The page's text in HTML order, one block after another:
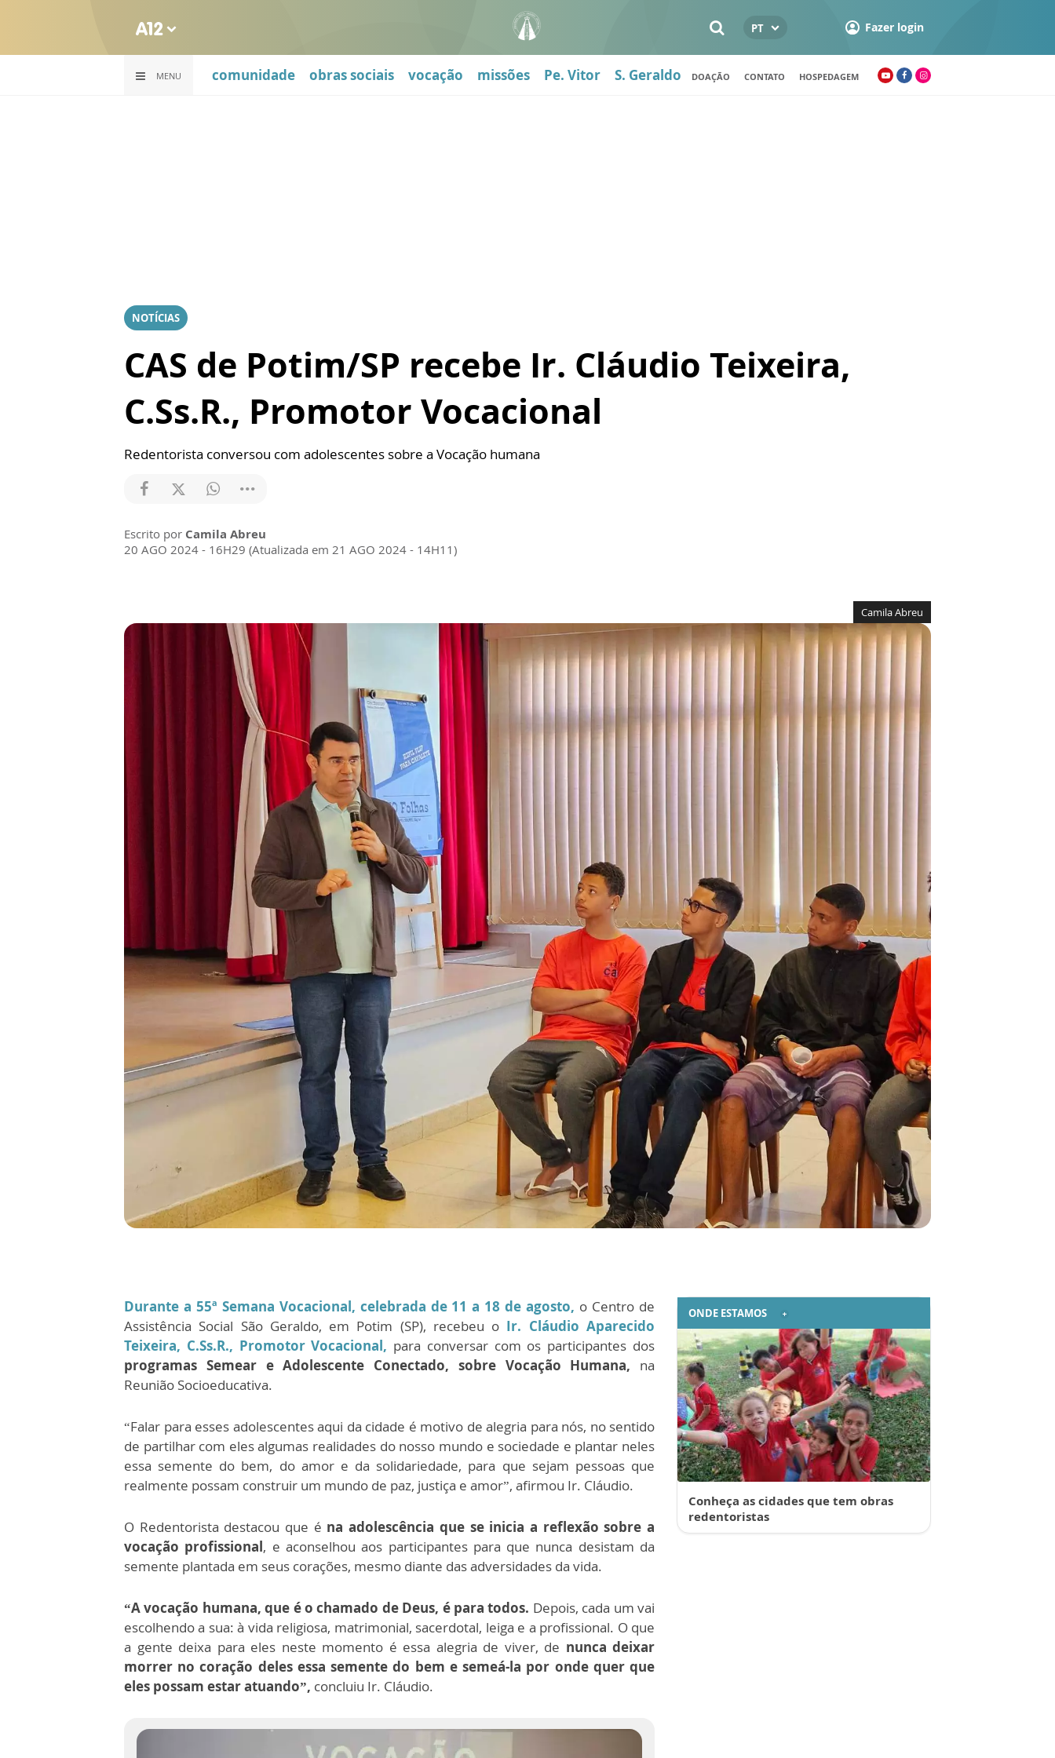
PT Fazer login
MENU comunidade obras sociais vocação missões Pe. Vitor S. Geraldo DOAÇÃO CONTATO HOSPEDAGEM
NOTÍCIAS
CAS de Potim/SP recebe Ir. Cláudio Teixeira,
C.Ss.R., Promotor Vocacional
Redentorista conversou com adolescentes sobre a Vocação humana
Escrito por Camila Abreu
20 AGO 2024 - 16H29 (Atualizada em 21 AGO 2024 - 14H11)
Camila Abreu
Durante a 55ª Semana Vocacional, celebrada de 11 a 18 de agosto, o Centro de
Assistência Social São Geraldo, em Potim (SP), recebeu o Ir. Cláudio Aparecido
Teixeira, C.Ss.R., Promotor Vocacional, para conversar com os participantes dos
programas Semear e Adolescente Conectado, sobre Vocação Humana, na
Reunião Socioeducativa.
“Falar para esses adolescentes aqui da cidade é motivo de alegria para nós, no sentido
de partilhar com eles algumas realidades do nosso mundo e sociedade e plantar neles
essa semente do bem, do amor e da solidariedade, para que sejam pessoas que
realmente possam construir um mundo de paz, justiça e amor”, afirmou Ir. Cláudio.
O Redentorista destacou que é na adolescência que se inicia a reflexão sobre a
vocação profissional, e aconselhou aos participantes para que nunca desistam da
semente plantada em seus corações, mesmo diante das adversidades da vida.
“A vocação humana, que é o chamado de Deus, é para todos. Depois, cada um vai
escolhendo a sua: à vida religiosa, matrimonial, sacerdotal, leiga e a profissional. O que
a gente deixa para eles neste momento é essa alegria de viver, de nunca deixar
morrer no coração deles essa semente do bem e semeá-la por onde quer que
eles possam estar atuando”, concluiu Ir. Cláudio.
ONDE ESTAMOS
Conheça as cidades que tem obras
redentoristas